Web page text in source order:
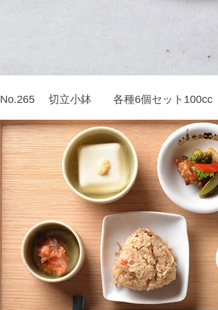
No.265 切立小鉢 各種6個セット100cc